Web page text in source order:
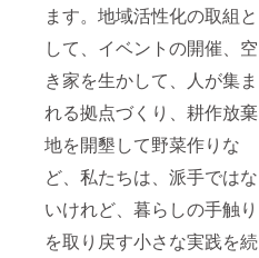
ます。地域活性化の取組と
して、イベントの開催、空
き家を生かして、人が集ま
れる拠点づくり、耕作放棄
地を開墾して野菜作りな
ど、私たちは、派手ではな
いけれど、暮らしの手触り
を取り戻す小さな実践を続